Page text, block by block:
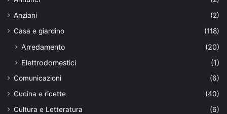
Anziani
(2)
Casa e giardino
(118)
Arredamento
(20)
Elettrodomestici
(1)
Comunicazioni
(6)
Cucina e ricette
(40)
Cultura e Letteratura
(6)